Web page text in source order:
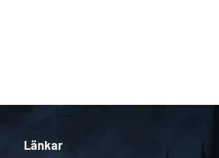
Länkar